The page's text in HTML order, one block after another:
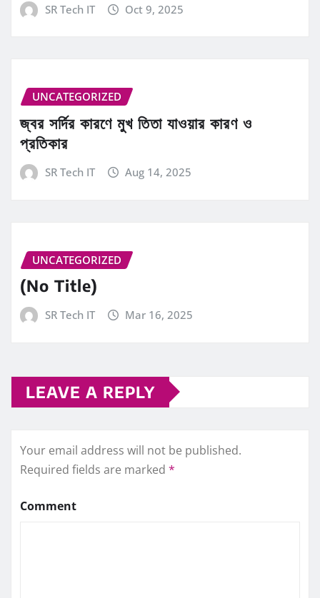
SR Tech IT Oct 9, 2025
UNCATEGORIZED
জ্বর সর্দির কারণে মুখ তিতা যাওয়ার কারণ ও
প্রতিকার
SR Tech IT Aug 14, 2025
UNCATEGORIZED
(No Title)
SR Tech IT Mar 16, 2025
LEAVE A REPLY
Your email address will not be published.
Required fields are marked *
Comment